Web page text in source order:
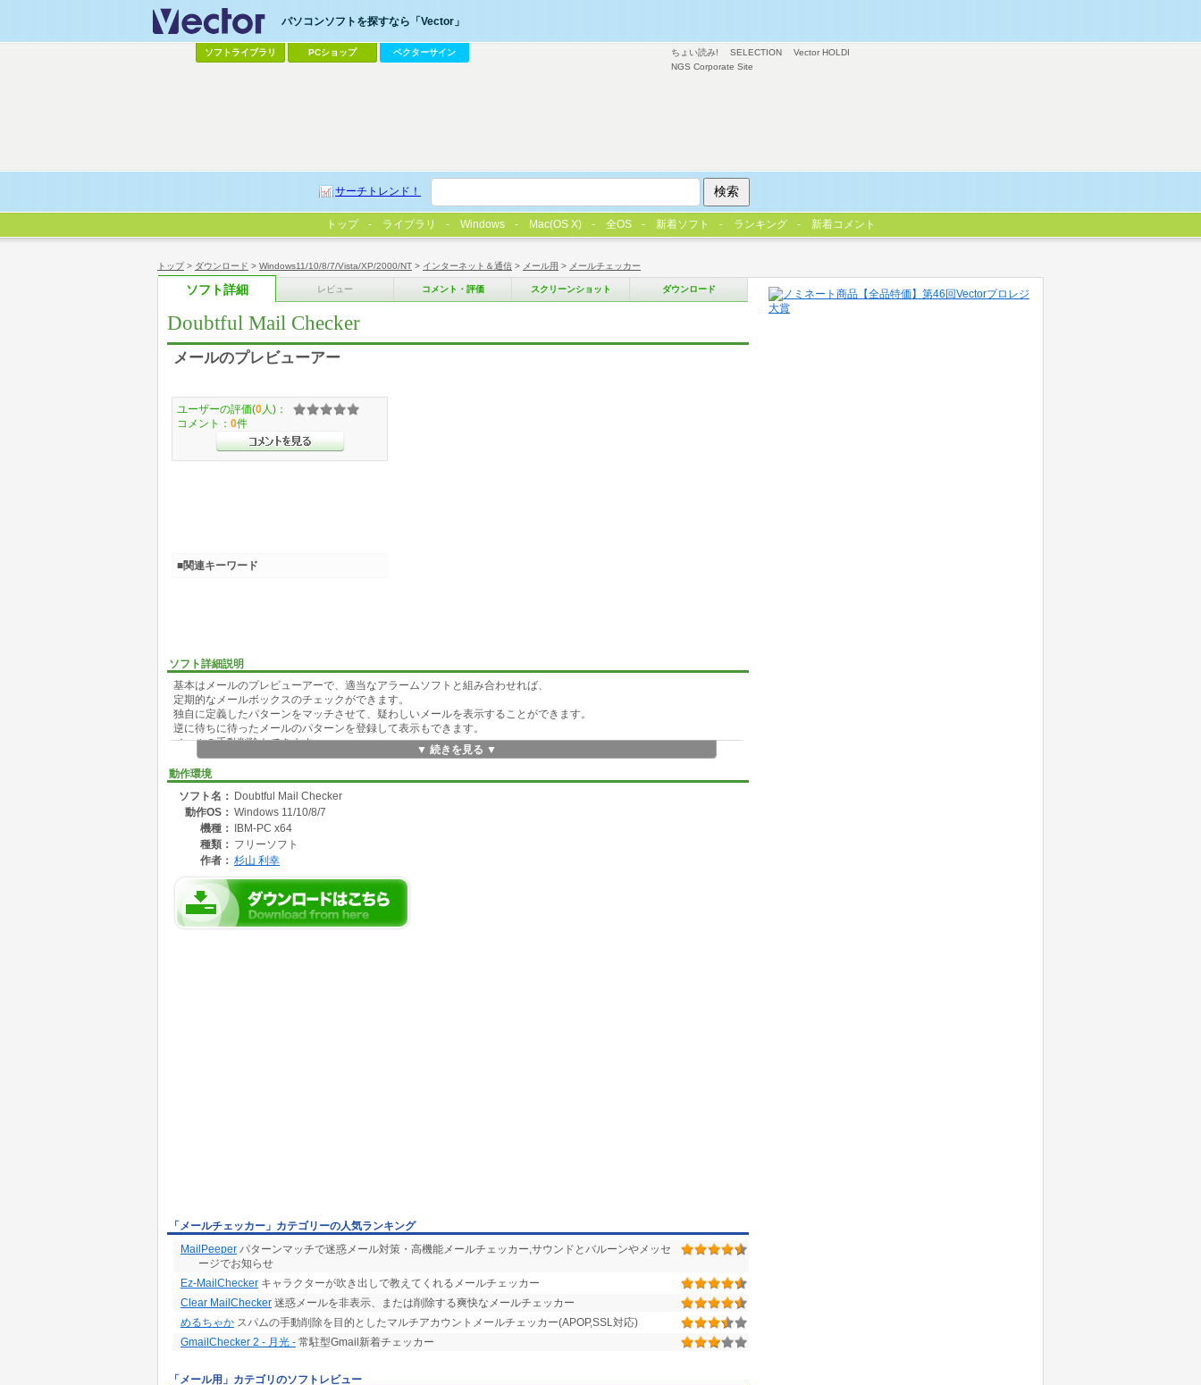
トップ> ダウンロード > Windows11/10/8/7/Vista/XP/2000/NT > インターネット＆通信 > メール用 > メールチェッカー
ソフト詳細 レビュー コメント・評価 スクリーンショット ダウンロード
Doubtful Mail Checker
メールのプレビューアー
ソフト詳細説明
基本はメールのプレビューアーで、適当なアラームソフトと組み合わせれば、
定期的なメールボックスのチェックができます。
独自に定義したパターンをマッチさせて、疑わしいメールを表示することができます。
逆に待ちに待ったメールのパターンを登録して表示もできます。
メールの手動削除もできます。
既存のメールからパターンへの登録方法もいくつか準備しています。
メーラーでメールを見る前に使用してください。
▼ 続きを見る ▼
動作環境
ソフト名： Doubtful Mail Checker
動作OS： Windows 11/10/8/7
機種：
IBM-PC x64
種類： フリーソフト
作者： 杉山 利幸
ユーザーの評価(0 人)：
コメント： 0件
■関連キーワード
「メールチェッカー」カテゴリーの人気ランキング
MailPeeper パターンマッチで迷惑メール対策・高機能メールチェッカー,サウンドとバルーンやメッセ
ージでお知らせ
Ez-MailChecker キャラクターが吹き出しで教えてくれるメールチェッカー
Clear MailChecker 迷惑メールを非表示、または削除する爽快なメールチェッカー
めるちゃか スパムの手動削除を目的としたマルチアカウントメールチェッカー(APOP,SSL対応)
GmailChecker 2 - 月光 - 常駐型Gmail新着チェッカー
「メール用」カテゴリのソフトレビュー
ちょい読み! SELECTION
Vector HOLDI
NGS Corporate Site
パソコンソフトを探すなら「Vector」
ソフトライブラリ PCショップ ベクターサイン
サーチトレンド！
トップ ライブラリ Windows Mac(OS X) 全OS 新着ソフト ランキング 新着コメント